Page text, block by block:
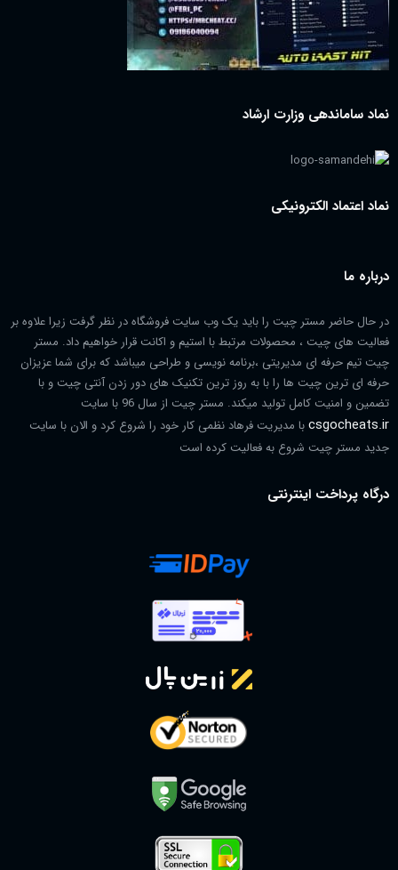
نماد ساماندهی وزارت ارشاد
نماد اعتماد الکترونیکی
درباره ما
در حال حاضر مستر چیت را باید یک وب سایت فروشگاه در نظر گرفت زیرا علاوه بر
فعالیت های چیت ، محصولات مرتبط با استیم و اکانت قرار خواهیم داد. مستر
چیت تیم حرفه ای مدیریتی ،برنامه نویسی و طراحی میباشد که برای شما عزیزان
حرفه ای ترین چیت ها را با به روز ترین تکنیک های دور زدن آنتی چیت و با
تضمین و امنیت کامل تولید میکند. مستر چیت از سال 96 با سایت
csgocheats.irبا مدیریت فرهاد نظمی کار خود را شروع کرد و الان با سایت
جدید مستر چیت شروع به فعالیت کرده است
درگاه پرداخت اینترنتی